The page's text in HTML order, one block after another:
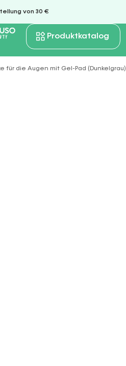
von 30 €
Produktkatalog
für die Augen mit Gel-Pad (Dunkelgrau)